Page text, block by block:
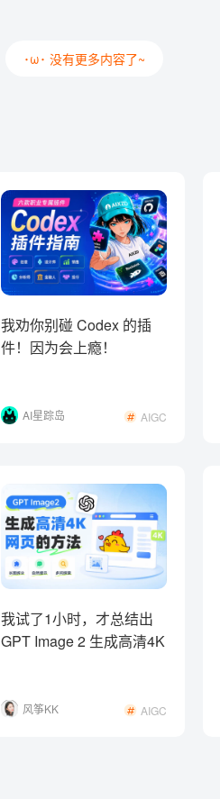
･ω･ 没有更多内容了~
我劝你别碰 Codex 的插
件！因为会上瘾！
AI星踪岛 AIGC
我试了1小时，才总结出
GPT Image 2 生成高清4K
风筝KK AIGC